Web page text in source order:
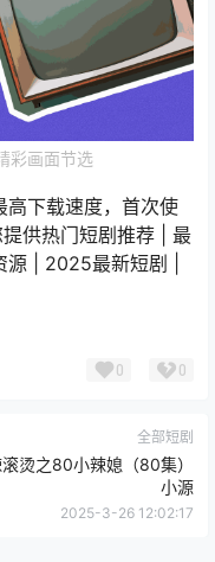
彩画面节选
高下载速度，首次使
供热门短剧推荐 | 最
| 2025最新短剧 |
0 0
全部短剧
烫之80小辣媳（80集）
小源
2025-3-26 12:02:17